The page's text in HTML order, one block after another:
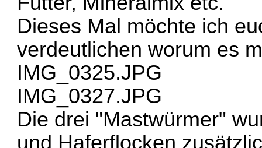
Dieses Mal möchte ich
verdeutlichen worum es
IMG_0325.JPG
IMG_0327.JPG
Die drei "Mastwürmer"
und Haferflocken